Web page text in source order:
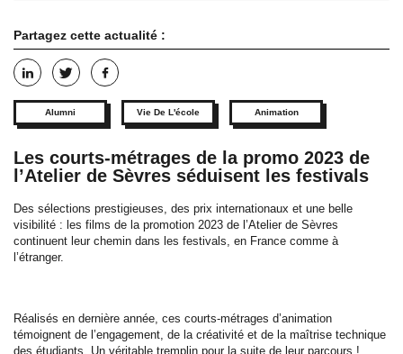
Partagez cette actualité :
Alumni Vie De L'école Animation
Les courts-métrages de la promo 2023 de
l’Atelier de Sèvres séduisent les festivals
Des sélections prestigieuses, des prix internationaux et une belle
visibilité : les films de la promotion 2023 de l’Atelier de Sèvres
continuent leur chemin dans les festivals, en France comme à
l’étranger.
Réalisés en dernière année, ces courts-métrages d’animation
témoignent de l’engagement, de la créativité et de la maîtrise technique
des étudiants. Un véritable tremplin pour la suite de leur parcours !